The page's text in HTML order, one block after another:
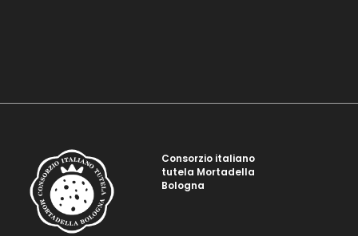
Consorzio italiano
tutela Mortadella
Bologna